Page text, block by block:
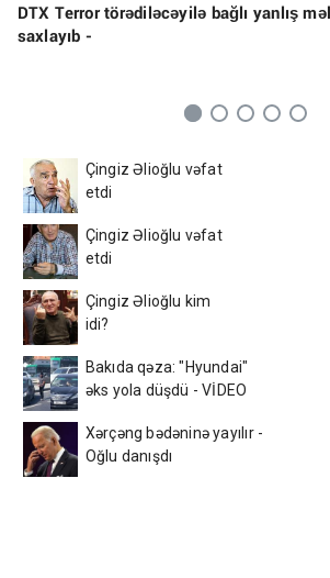
DTX Terror törədiləcəyilə bağlı yanlış
saxlayıb -
Çingiz Əlioğlu vəfat
etdi
Çingiz Əlioğlu vəfat
etdi
Çingiz Əlioğlu kim
idi?
Bakıda qəza: "Hyundai"
əks yola düşdü - VİDEO
Xərçəng bədəninə yayılır -
Oğlu danışdı